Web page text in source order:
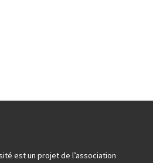
est un projet de l’association